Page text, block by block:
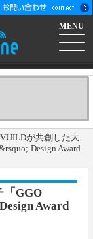
MENU
が共創した大
Design Award
「GGO
Award